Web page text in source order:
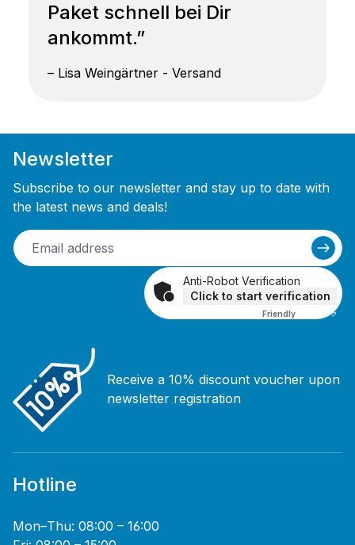
Paket schnell bei Dir
ankommt.”
– Lisa Weingärtner - Versand
Newsletter
Subscribe to our newsletter and stay up to date with
the latest news and deals!
Anti-Robot Verification
Click to start verification
Friendly Captcha ⇗
Receive a 10% discount voucher upon
newsletter registration
Hotline
Mon–Thu: 08:00 – 16:00